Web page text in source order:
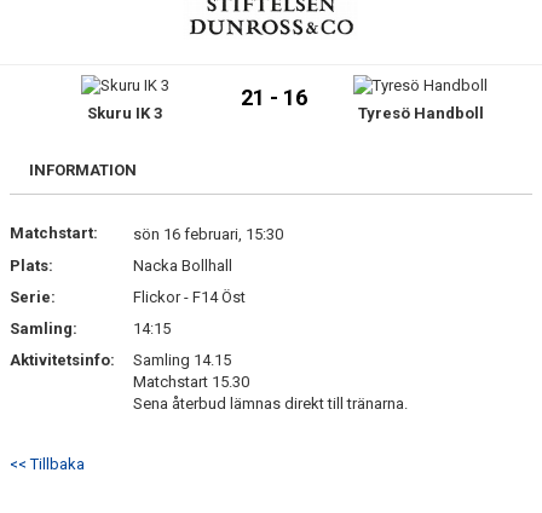
KONTAKT
Skuru IK 3
21 - 16
Tyresö Handboll
INFORMATION
Matchstart:
sön 16 februari, 15:30
Plats:
Nacka Bollhall
Serie:
Flickor - F14 Öst
Samling:
14:15
Aktivitetsinfo:
Samling 14.15
Matchstart 15.30
Sena återbud lämnas direkt till tränarna.
<< Tillbaka